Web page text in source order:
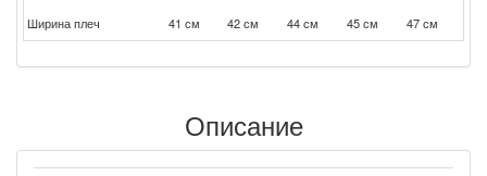
Ширина плеч
41 см 42 см 44 см 45 см 47 см
Описание